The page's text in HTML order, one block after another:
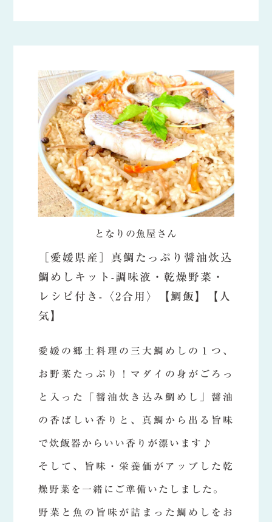
となりの魚屋さん
［愛媛県産］真鯛たっぷり醤油炊込
鯛めしキット-調味液・乾燥野菜・
レシピ付き-〈2合用〉【鯛飯】【人
気】
愛媛の郷土料理の三大鯛めしの１つ、
お野菜たっぷり！マダイの身がごろっ
と入った「醤油炊き込み鯛めし」醤油
の香ばしい香りと、真鯛から出る旨味
で炊飯器からいい香りが漂います♪
そして、旨味・栄養価がアップした乾
燥野菜を一緒にご準備いたしました。
野菜と魚の旨味が詰まった鯛めしをお